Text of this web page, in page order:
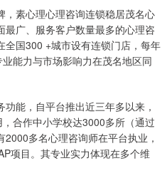
素心理心理咨询连锁稳居茂名心
广、服务客户数量最多的心理咨
全国300 +城市设有连锁门店，每年
能力与市场影响力在茂名地区同
能，自平台推出近三年多以来，
合作中小学校达3000多所（通过
多名心理咨询师在平台执业，
项目。其专业实力体现在多个维